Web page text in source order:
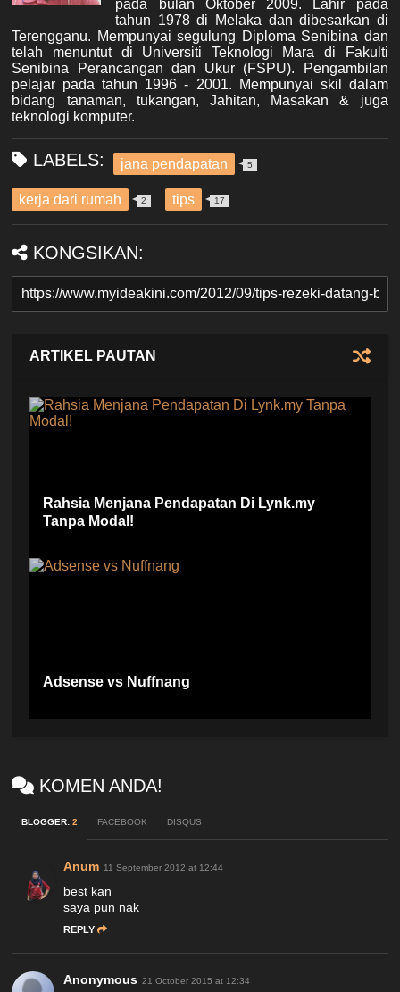
pada bulan Oktober 2009. Lahir pada
tahun 1978 di Melaka dan dibesarkan di
Terengganu. Mempunyai segulung Diploma Senibina dan
telah menuntut di Universiti Teknologi Mara di Fakulti
Senibina Perancangan dan Ukur (FSPU). Pengambilan
pelajar pada tahun 1996 - 2001. Mempunyai skil dalam
bidang tanaman, tukangan, Jahitan, Masakan & juga
teknologi komputer.
LABELS: jana pendapatan 5
kerja dari rumah 2 tips 17
KONGSIKAN:
ARTIKEL PAUTAN
Rahsia Menjana Pendapatan Di Lynk.my
Tanpa Modal!
Adsense vs Nuffnang
KOMEN ANDA!
BLOGGER:2 FACEBOOK DISQUS
Anum 11 September 2012 at 12:44
best kan
saya pun nak
REPLY
Anonymous 21 October 2015 at 12:34